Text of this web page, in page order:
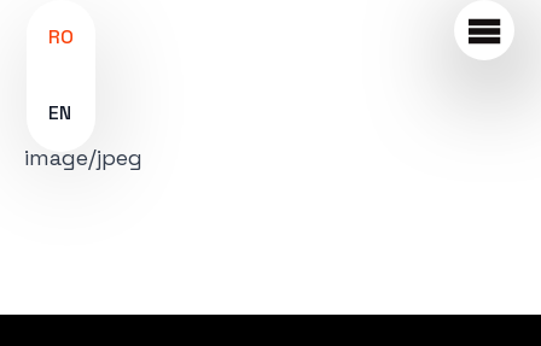
RO
EN
image/jpeg